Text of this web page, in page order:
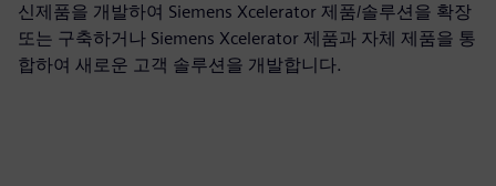
신제품을 개발하여 Siemens Xcelerator 제품/솔루션을 확장
또는 구축하거나 Siemens Xcelerator 제품과 자체 제품을 통
합하여 새로운 고객 솔루션을 개발합니다.